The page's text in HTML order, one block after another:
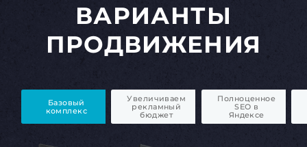
ВАРИАНТЫ
ПРОДВИЖЕНИЯ
Базовый
комплекс
Увеличиваем
рекламный
бюджет
Полноценное
SEO в
Яндексе